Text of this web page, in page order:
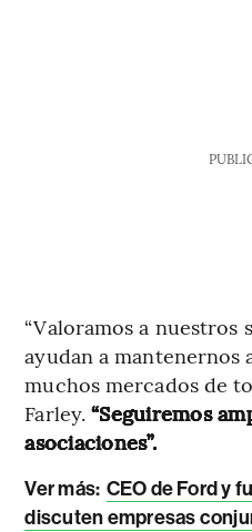
“Valoramos a nuestros
ayudan a
muchos mercados de
Farley.“Seguiremos
asociaciones”.
Ver más: CEO de Ford y
discuten empresas